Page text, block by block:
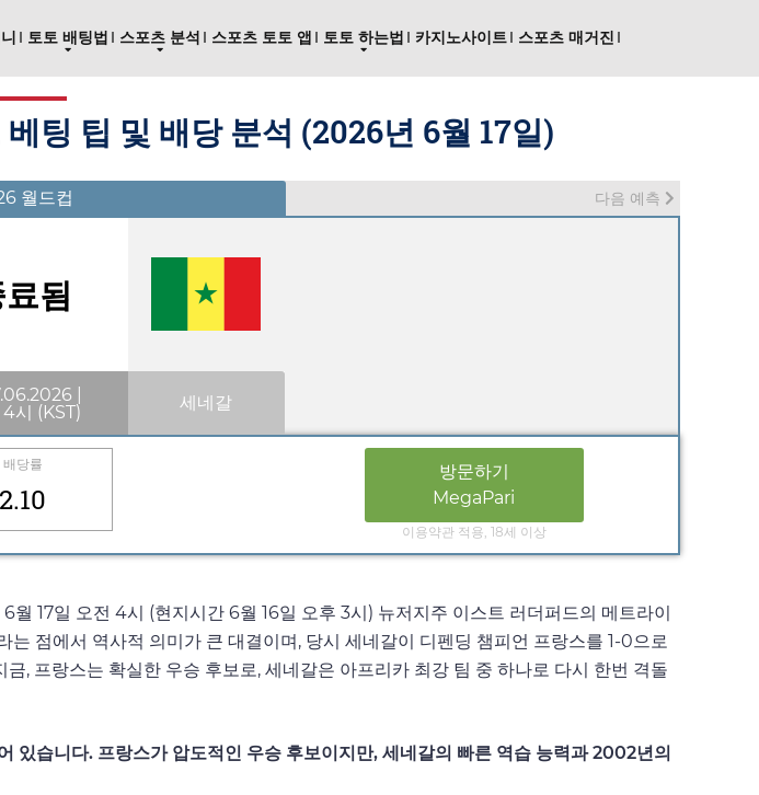
토토 배팅법 스포츠 분석 스포츠 토토 앱 토토 하는법 카지노사이트 스포츠 매거진
팅 팁 및 배당 분석 (2026년 6월 17일)
월드컵 다음 예측
됨
|
시 (KST)
세네갈
배당률
2.10
방문하기
MegaPari
이용약관 적용, 18세 이상
17일 오전 4시 (현지시간 6월 16일 오후 3시) 뉴저지주 이스트 러더퍼드의 메트라이
점에서 역사적 의미가 큰 대결이며, 당시 세네갈이 디펜딩 챔피언 프랑스를 1-0으로
, 프랑스는 확실한 우승 후보로, 세네갈은 아프리카 최강 팀 중 하나로 다시 한번 격돌
습니다. 프랑스가 압도적인 우승 후보이지만, 세네갈의 빠른 역습 능력과 2002년의